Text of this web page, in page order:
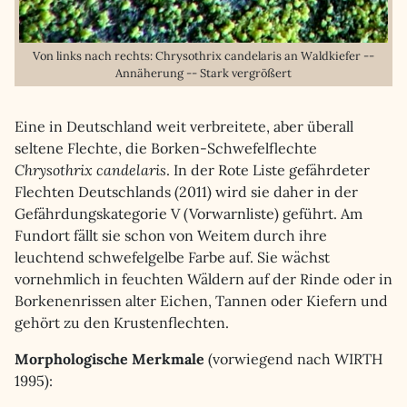
Von links nach rechts: Chrysothrix candelaris an Waldkiefer --
Annäherung -- Stark vergrößert
Eine in Deutschland weit verbreitete, aber überall
seltene Flechte, die Borken-Schwefelflechte
Chrysothrix candelaris. In der Rote Liste gefährdeter
Flechten Deutschlands (2011) wird sie daher in der
Gefährdungskategorie V (Vorwarnliste) geführt. Am
Fundort fällt sie schon von Weitem durch ihre
leuchtend schwefelgelbe Farbe auf. Sie wächst
vornehmlich in feuchten Wäldern auf der Rinde oder in
Borkenenrissen alter Eichen, Tannen oder Kiefern und
gehört zu den Krustenflechten.
Morphologische Merkmale (vorwiegend nach WIRTH
1995):